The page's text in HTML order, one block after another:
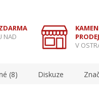
NAD
V
(8) Diskuze